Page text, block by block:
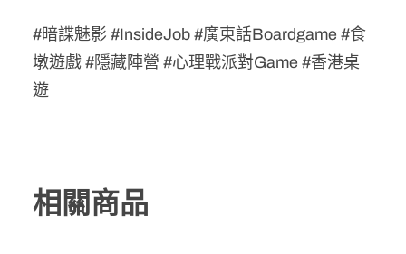
#暗諜魅影 #InsideJob #廣東話Boardgame #食
墩遊戲 #隱藏陣營 #心理戰派對Game #香港桌
遊
相關商品